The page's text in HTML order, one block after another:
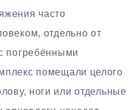
часто
отдельно от
погребёнными
помещали целого
ноги или отдельные